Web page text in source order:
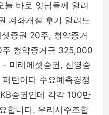
늘 바로 잇님들께 알려
계좌개설 후기 알려드
증권 20주, 청약증거
청약증거금 325,000
미래에셋증권, 신영증
턴이다 수요예측경쟁
증권인데 각각 100만
합니다. 우리사주조합